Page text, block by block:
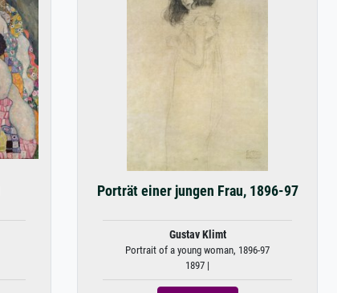
Porträt einer jungen Frau, 1896-97
Gustav Klimt
Portrait of a young woman, 1896-97
1897 |